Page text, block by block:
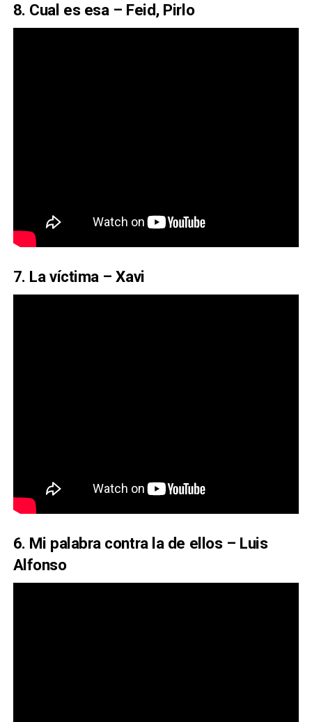
8. Cual es esa – Feid, Pirlo
7. La víctima – Xavi
6. Mi palabra contra la de ellos – Luis
Alfonso